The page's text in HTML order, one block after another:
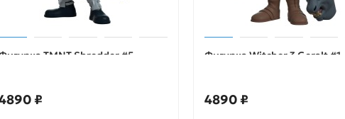
TMNT Shredder #5
₽
Фигурка Witcher 3 Geralt #1
4890 ₽